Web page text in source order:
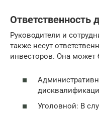
Ответственность
Руководители и
также несут
инвесторов. Она может
Уголовной: В